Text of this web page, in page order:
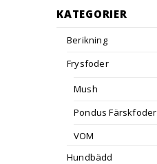
KATEGORIER
Berikning
Frysfoder
Mush
Pondus Färskfoder
VOM
Hundbädd